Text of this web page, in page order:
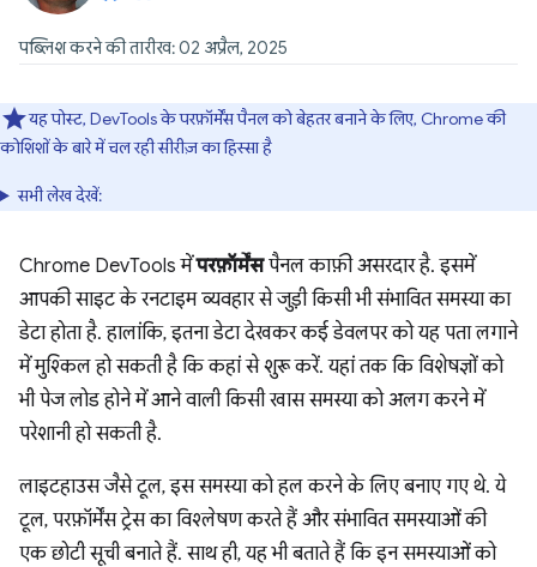
पब्लिश करने की तारीख: 02 अप्रैल, 2025
यह पोस्ट, DevTools के परफ़ॉर्मेंस पैनल को बेहतर बनाने के लिए, Chrome की
कोशिशों के बारे में चल रही सीरीज़ का हिस्सा है
सभी लेख देखें:
Chrome DevTools मेंपरफ़ॉर्मेंसपैनल काफ़ी असरदार है. इसमें
आपकी साइट के रनटाइम व्यवहार से जुड़ी किसी भी संभावित समस्या का
डेटा होता है. हालांकि, इतना डेटा देखकर कई डेवलपर को यह पता लगाने
में मुश्किल हो सकती है कि कहां से शुरू करें. यहां तक कि विशेषज्ञों को
भी पेज लोड होने में आने वाली किसी खास समस्या को अलग करने में
परेशानी हो सकती है.
लाइटहाउस जैसे टूल, इस समस्या को हल करने के लिए बनाए गए थे. ये
टूल, परफ़ॉर्मेंस ट्रेस का विश्लेषण करते हैं और संभावित समस्याओं की
एक छोटी सूची बनाते हैं. साथ ही, यह भी बताते हैं कि इन समस्याओं को